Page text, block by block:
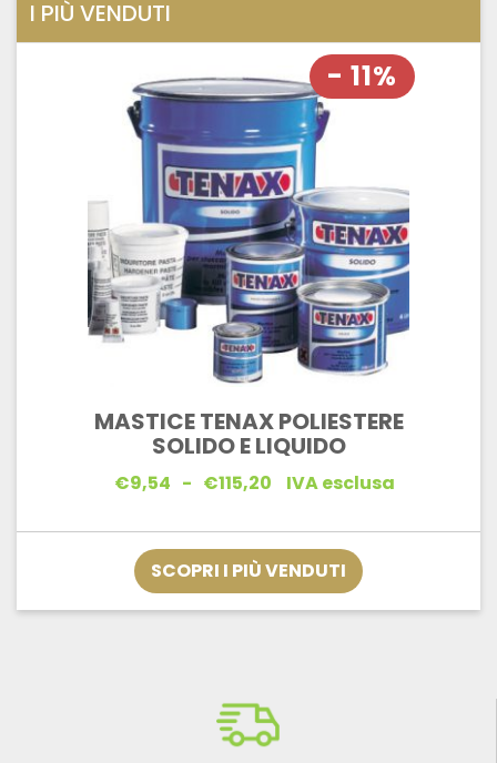
I PIÙ VENDUTI
- 11%
MASTICE TENAX POLIESTERE
SOLIDO E LIQUIDO
€9,54 - €115,20Fascia
da
€9,54
a
€115,20
IVA esclusa
SCOPRI I PIÙ VENDUTI